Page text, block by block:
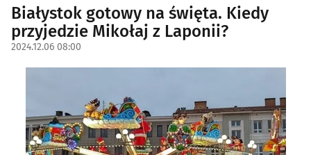
Białystok gotowy na święta. Kiedy
przyjedzie Mikołaj z Laponii?
2024.12.06 08:00